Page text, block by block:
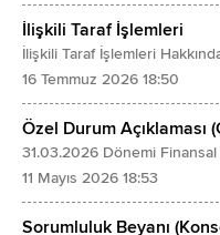
Peşin Ödenmiş Giderler
İlişkili Olmayan Taraflara
Ertelenmiş Vergi Varlığı
TOPLAM VARLIKLAR
K A Y N A K L A R
KISA VADELİ YÜKÜMLÜLÜKLER
DÖNEM KARI/ZARARI
Dönem Karı/Zararının Dağılımı
- Kontrol Gücü Olmayan Paylar
- Ana Ortaklık Payları
Pay Başına Kazanç
- Sürdürülen Faaliyetlerden Pay
İlişkili Taraf İşlemleri
İlişkili Taraf İşlemleri
16 Temmuz 2026 18:50
Özel Durum Açıklaması
31.03.2026 Dönemi Finansal
11 Mayıs 2026 18:53
Sorumluluk Beyanı